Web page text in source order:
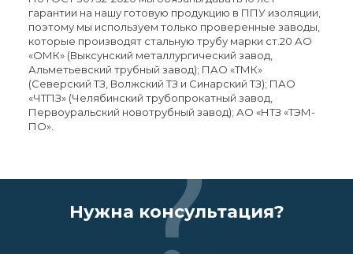
гарантии на нашу готовую продукцию в ППУ изоляции,
поэтому мы используем только проверенные заводы,
которые производят стальную трубу марки ст.20 АО
«ОМК» (Выксунский металлургический завод,
Альметьевский трубный завод); ПАО «ТМК»
(Северский ТЗ, Волжский ТЗ и Синарский ТЗ); ПАО
«ЧТПЗ» (Челябинский трубопрокатный завод,
Первоуральский новотрубный завод); АО «НТЗ «ТЭМ-
ПО».
Нужна консультация?